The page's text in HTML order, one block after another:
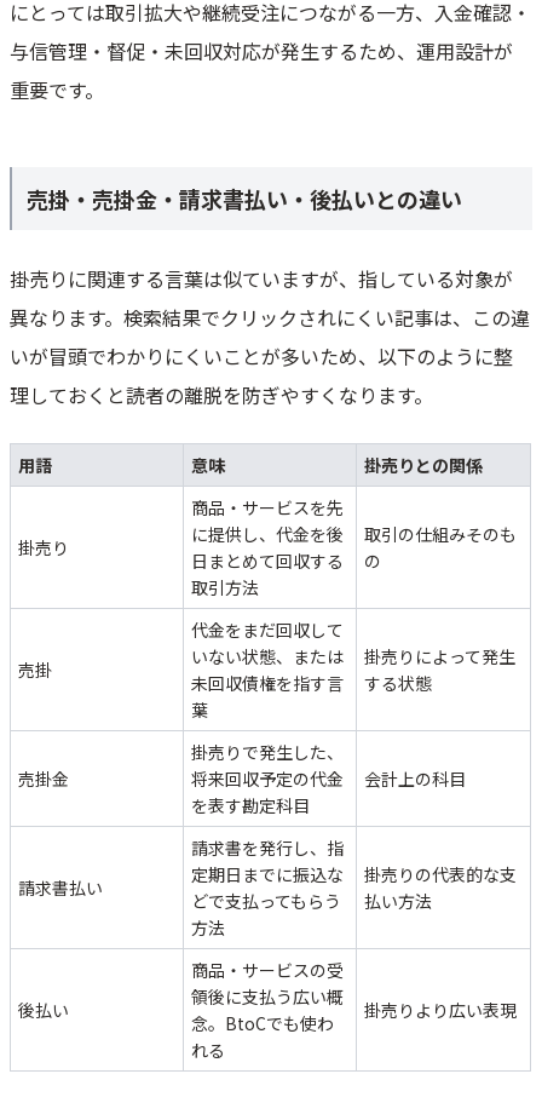
にとっては取引拡大や継続受注につながる一方、入金確認・
与信管理・督促・未回収対応が発生するため、運用設計が
重要です。
売掛・売掛金・請求書払い・後払いとの違い
掛売りに関連する言葉は似ていますが、指している対象が
異なります。検索結果でクリックされにくい記事は、この違
いが冒頭でわかりにくいことが多いため、以下のように整
理しておくと読者の離脱を防ぎやすくなります。
用語 意味 掛売りとの関係
掛売り
商品・サービスを先
に提供し、代金を後
日まとめて回収する
取引方法
取引の仕組みそのも
の
売掛
代金をまだ回収して
いない状態、または
未回収債権を指す言
葉
掛売りによって発生
する状態
売掛金
掛売りで発生した、
将来回収予定の代金
を表す勘定科目
会計上の科目
請求書払い
請求書を発行し、指
定期日までに振込な
どで支払ってもらう
方法
掛売りの代表的な支
払い方法
後払い
商品・サービスの受
領後に支払う広い概
念。BtoCでも使わ
れる
掛売りより広い表現